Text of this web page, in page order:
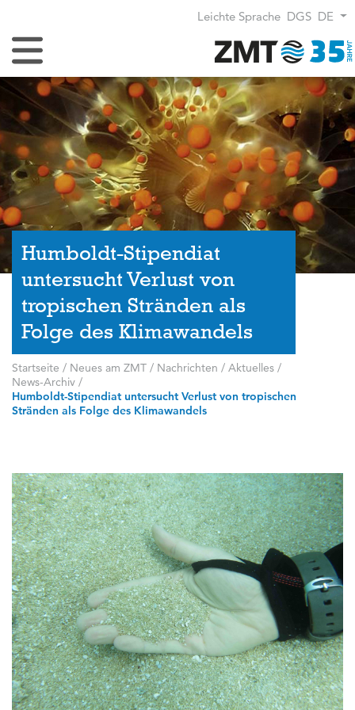
Leichte Sprache DGS DE
Navigation umschalten
Humboldt-Stipendiat
untersucht Verlust von
tropischen Stränden als
Folge des Klimawandels
Startseite / Neues am ZMT / Nachrichten / Aktuelles /
News-Archiv /
Humboldt-Stipendiat untersucht Verlust von tropischen
Stränden als Folge des Klimawandels